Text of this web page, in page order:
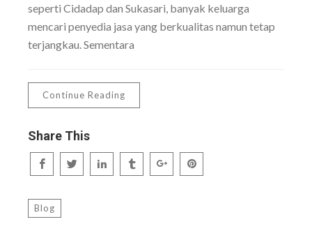
seperti Cidadap dan Sukasari, banyak keluarga
mencari penyedia jasa yang berkualitas namun tetap
terjangkau. Sementara
Continue Reading
Share This
Blog